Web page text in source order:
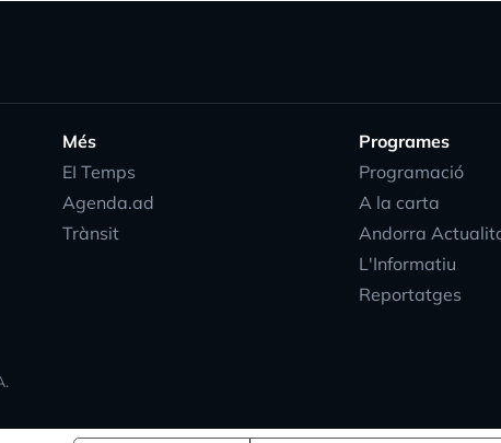
Més
EI Temps
Agenda.ad
Trànsit
Programes
Programació
A la carta
Andorra
L'Informatiu
Reportatges